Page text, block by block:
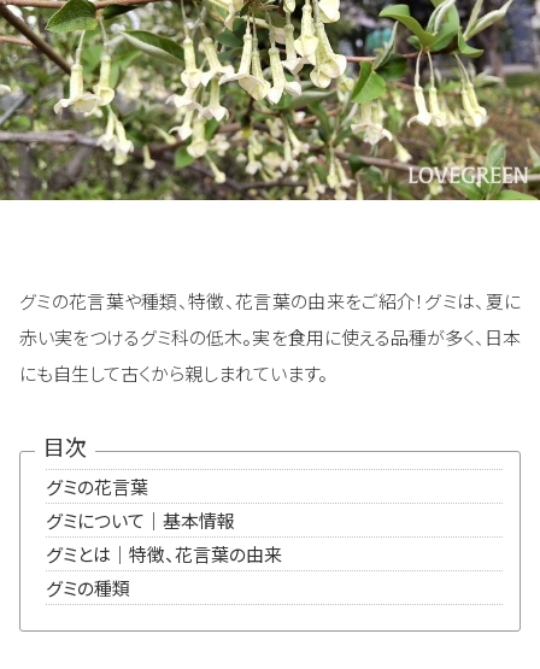
グミの花言葉や種類、特徴、花言葉の由来をご紹介！グミは、夏に
赤い実をつけるグミ科の低木。実を食用に使える品種が多く、日本
にも自生して古くから親しまれています。
目次
グミの花言葉
グミについて｜基本情報
グミとは｜特徴、花言葉の由来
グミの種類